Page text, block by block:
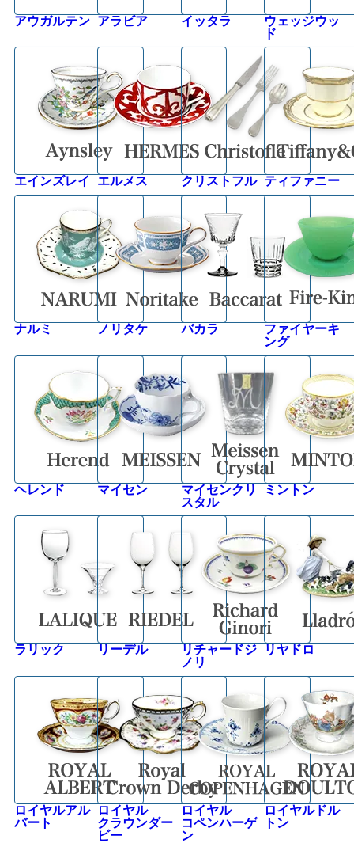
アウガルテン アラビア イッタラ
ウェッジウッ
ド
エインズレイ エルメス クリストフル ティファニー
ナルミ ノリタケ バカラ
ファイヤーキ
ング
ヘレンド マイセン
マイセンクリ
スタル
ミントン
ラリック リーデル
リチャードジ
ノリ
リヤドロ
ロイヤルアル
バート
ロイヤル
クラウンダー
ビー
ロイヤル
コペンハーゲ
ン
ロイヤルドル
トン